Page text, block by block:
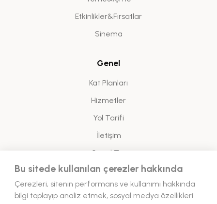
Bu sitede kullanılan çerezler hakkında
Çerezleri, sitenin performans ve kullanımı hakkında
bilgi toplayıp analiz etmek, sosyal medya özellikleri
Etkinlikler&Fırsatlar
Sinema
Genel
Kat Planları
Hizmetler
Yol Tarifi
İletişim
Sanal Tur
Yasal
Enerji Politikası